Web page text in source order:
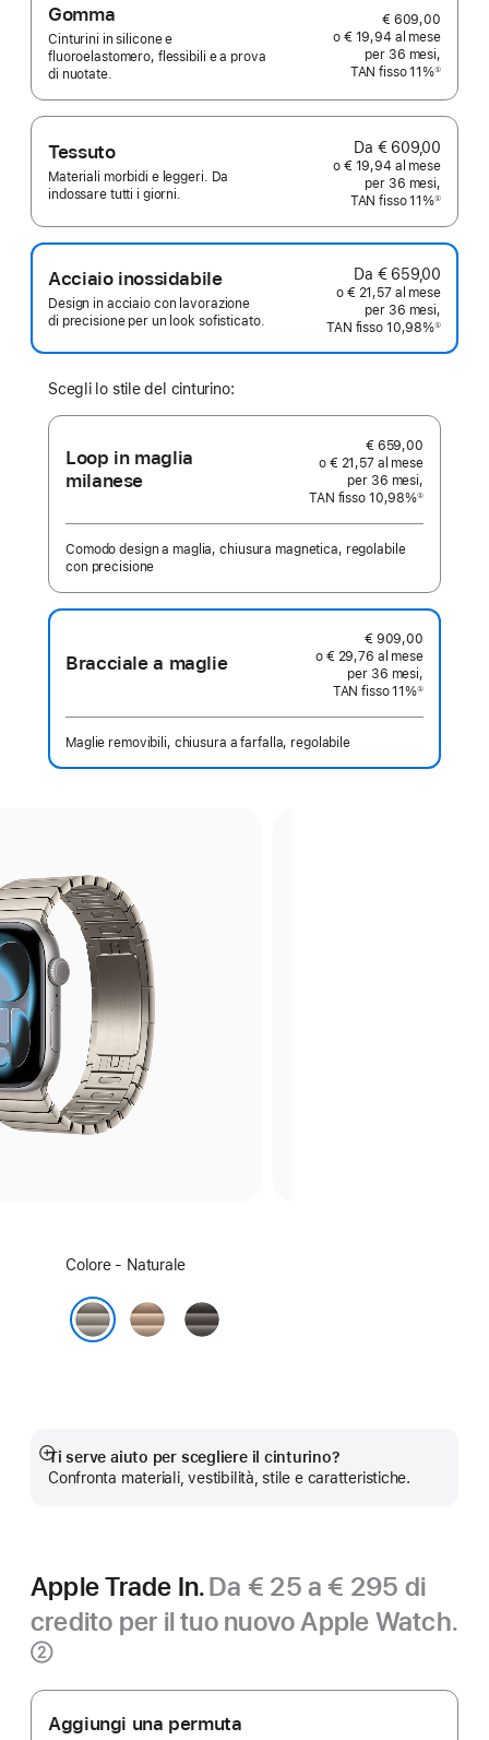
Gomma
Cinturini in silicone e
fluoroelastomero, flessibili e a prova
di nuotate.
€ 609,00
o € 19,94 al mese
per 36 mesi,
TAN fisso 11%①
Tessuto
Materiali morbidi e leggeri. Da
indossare tutti i giorni.
Da € 609,00
o € 19,94 al mese
per 36 mesi,
TAN fisso 11%①
Acciaio inossidabile
Design in acciaio con lavorazione
di precisione per un look sofisticato.
Da € 659,00
o € 21,57 al mese
per 36 mesi,
TAN fisso 10,98%①
Scegli lo stile del cinturino:
Loop in maglia
milanese
€ 659,00
o € 21,57 al mese
per 36 mesi,
TAN fisso 10,98%①
Comodo design a maglia, chiusura magnetica, regolabile
con precisione
Bracciale a maglie
€ 909,00
o € 29,76 al mese
per 36 mesi,
TAN fisso 11%①
Maglie removibili, chiusura a farfalla, regolabile
Seleziona
colore:
Colore - Naturale
Oro Ardesia
Ti serve aiuto per scegliere il cinturino?
Confronta materiali, vestibilità, stile e caratteristiche.
Mostra
di
Apple Trade In.Da € 25 a € 295 di
credito per il tuo nuovo Apple Watch.
Nota
②
Apple Trade In.
Aggiungi una permuta